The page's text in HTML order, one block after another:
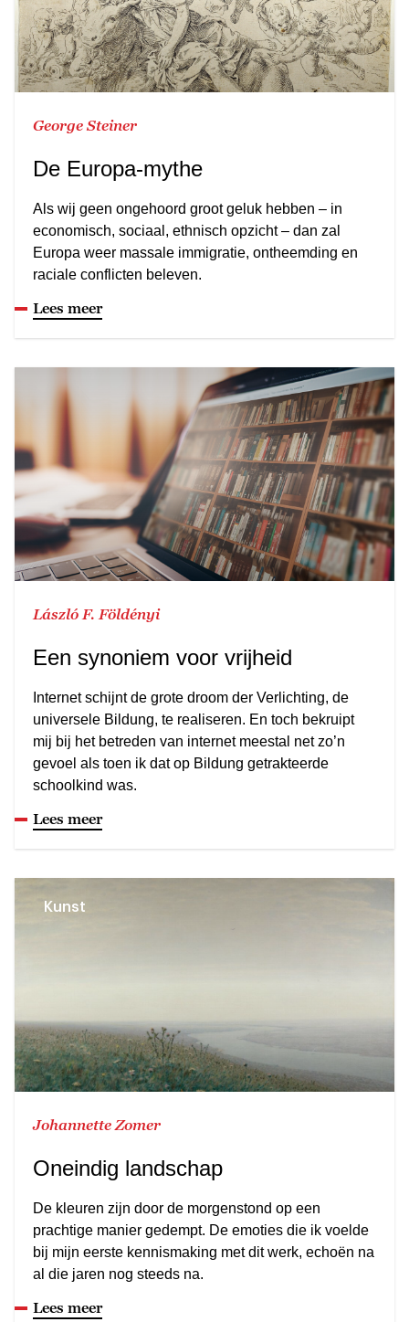
George Steiner
De Europa-mythe
Als wij geen ongehoord groot geluk hebben – in
economisch, sociaal, ethnisch opzicht – dan zal
Europa weer massale immigratie, ontheemding en
raciale conflicten beleven.
Lees meer
László F. Földényi
Een synoniem voor vrijheid
Internet schijnt de grote droom der Verlichting, de
universele Bildung, te realiseren. En toch bekruipt
mij bij het betreden van internet meestal net zo’n
gevoel als toen ik dat op Bildung getrakteerde
schoolkind was.
Lees meer
Kunst
Johannette Zomer
Oneindig landschap
De kleuren zijn door de morgenstond op een
prachtige manier gedempt. De emoties die ik voelde
bij mijn eerste kennismaking met dit werk, echoën na
al die jaren nog steeds na.
Lees meer